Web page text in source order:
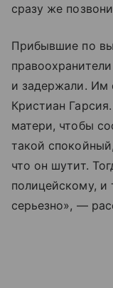
сразу же
Прибывшие по
и задержали. Им
Кристиан
матери, чтобы
такой
что он шутит.
полицейскому, и
серьезно», —